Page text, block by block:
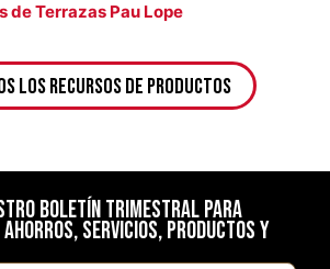
de Terrazas Pau Lope
los Recursos de Productos
boletín trimestral para
ahorros, servicios, productos y